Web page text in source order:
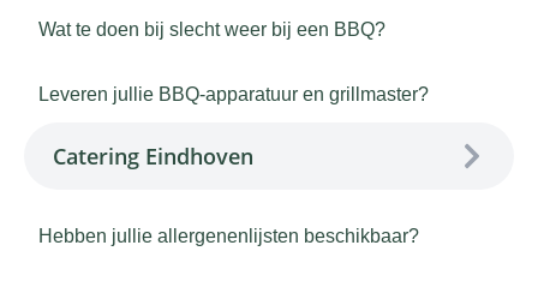
Wat te doen bij slecht weer bij een BBQ?
Leveren jullie BBQ-apparatuur en grillmaster?
Catering Eindhoven
Hebben jullie allergenenlijsten beschikbaar?